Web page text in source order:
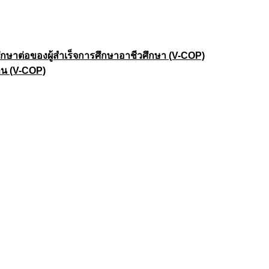
าต่อของผู้สำเร็จการศึกษาอาชีวศึกษา (V-COP)
(V-COP)